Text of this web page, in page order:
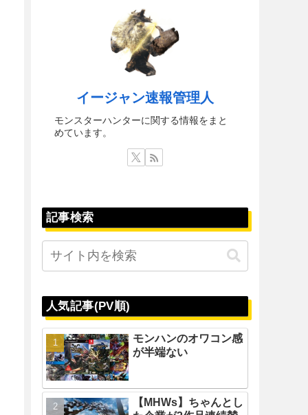
イージャン速報管理人
モンスターハンターに関する情報をまと
めています。
記事検索
人気記事(PV順)
モンハンのオワコン感
が半端ない
【MHWs】ちゃんとし